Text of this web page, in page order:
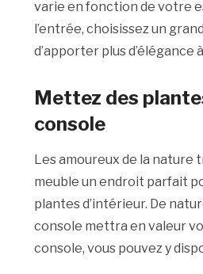
varie en fonction de votre
l’entrée, choisissez un
d’apporter plus d’élégance
Mettez des
console
Les amoureux de la nature
meuble un endroit parfait
plantes d’intérieur. De
console mettra en valeur
console, vous pouvez y